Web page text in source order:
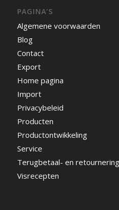
PAGINA’S
Algemene voorwaarden
Blog
Contact
Export
Home pagina
Import
Privacybeleid
Producten
Productontwikkeling
Service
Terugbetaal- en
Visrecepten